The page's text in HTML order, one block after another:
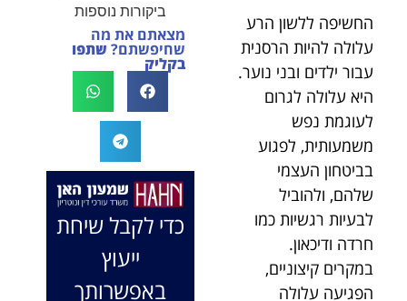
החשיפה ללשון הרע
עלולה להיות הרסנית
עבור ילדים ובני נוער.
היא עלולה לגרום
לעוגמת נפש
משמעותית, לפגוע
בביטחון העצמי
שלהם, ולהוביל
לבעיות רגשיות כמו
חרדה ודיכאון.
במקרים קיצוניים,
הפגיעה עלולה
וסירבו לקחת
אותו.לאחר
שסיפרתי בקצרה
המקרה, הוא
החליט לייצג אותי
בלי לחשוב
פעמיים, הקשיב
לי ולקח את התיק
שלי פרו בונו מכל
הלב.
רבה על המילים
החמות ועל
האמון. שמחנו
לעמוד לצידך,
במיוחד בתיק לא
פשוט, ומאחלים
לך המון הצלחה
בהמשך. תמיד
כאן בשבילך.
בברכה, משרד
עו"ד שמעון האן
ונוטריון
ביקורות נוספות
מצאתם את מה
שחיפשתם? שתפו
בקליק
כדי לקבל שיחת
ייעוץ
באפשרותך